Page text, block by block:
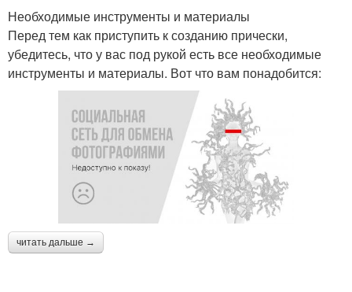
Необходимые инструменты и материалы
Перед тем как приступить к созданию прически,
убедитесь, что у вас под рукой есть все необходимые
инструменты и материалы. Вот что вам понадобится:
читать дальше →